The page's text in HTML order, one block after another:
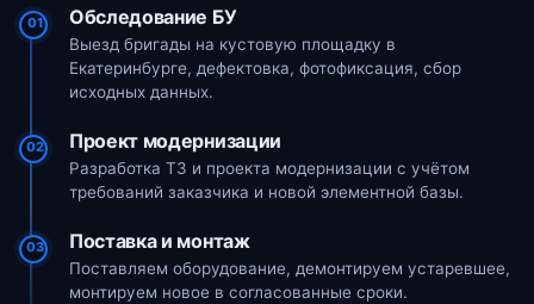
01 Обследование БУ
Выезд бригады на кустовую площадку в
Екатеринбурге, дефектовка, фотофиксация, сбор
исходных данных.
02 Проект модернизации
Разработка ТЗ и проекта модернизации с учётом
требований заказчика и новой элементной базы.
03 Поставка и монтаж
Поставляем оборудование, демонтируем устаревшее,
монтируем новое в согласованные сроки.